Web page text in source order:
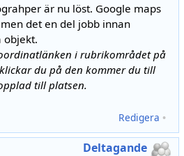
är nu löst. Google maps
det en del jobb innan
objekt.
i rubrikområdet på
du på den kommer du till
till platsen.
Redigera •
Deltagande